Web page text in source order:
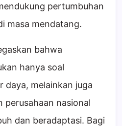
pertumbuhan
masa mendatang.
bahwa
hanya soal
daya, melainkan juga
perusahaan nasional
dan beradaptasi. Bagi